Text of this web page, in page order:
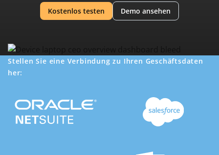
Kostenlos testen Demo ansehen
Stellen Sie eine Verbindung zu Ihren Geschäftsdaten
her: